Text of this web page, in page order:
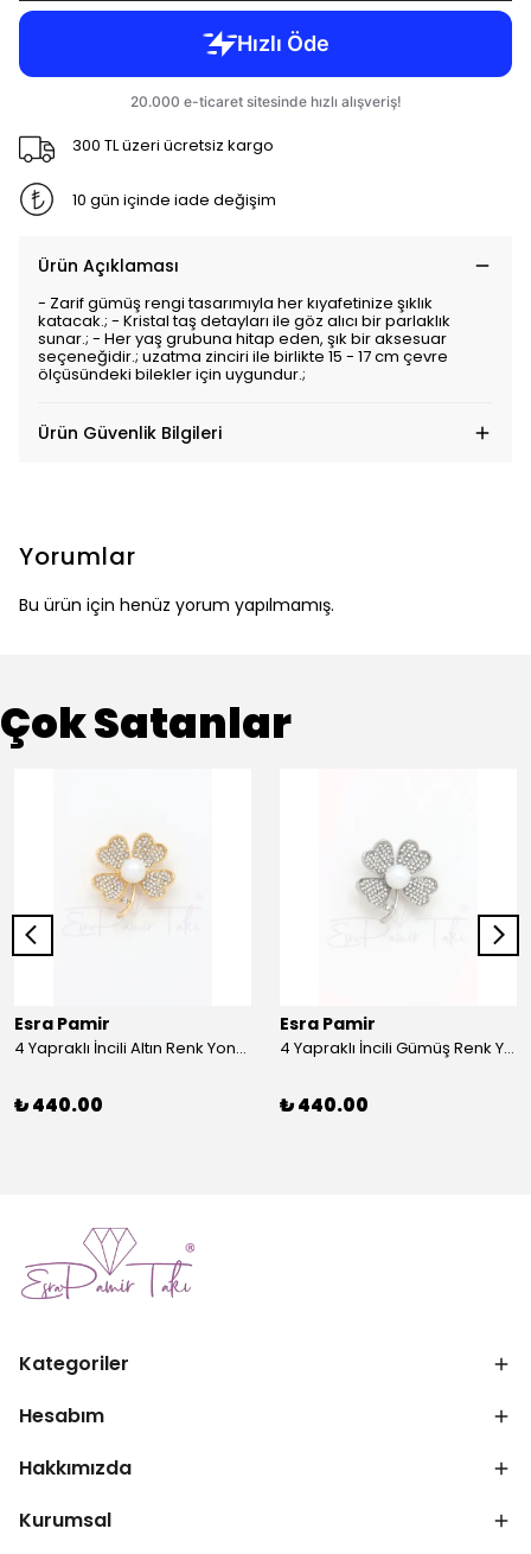
300 TL üzeri ücretsiz kargo
10 gün içinde iade değişim
Ürün Açıklaması
- Zarif gümüş rengi tasarımıyla her kıyafetinize şıklık
katacak.; - Kristal taş detayları ile göz alıcı bir parlaklık
sunar.; - Her yaş grubuna hitap eden, şık bir aksesuar
seçeneğidir.; uzatma zinciri ile birlikte 15 - 17 cm çevre
ölçüsündeki bilekler için uygundur.;
Ürün Güvenlik Bilgileri
Yorumlar
Bu ürün için henüz yorum yapılmamış.
Çok Satanlar
Esra Pamir
4 Yapraklı İncili Altın Renk Yonca Broş
₺ 440.00
Esra Pamir
4 Yapraklı İncili Gümüş Renk Yonca Broş
₺ 440.00
Kategoriler
Hesabım
Hakkımızda
Kurumsal